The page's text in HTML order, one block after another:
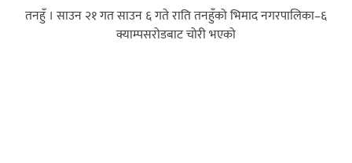
तनहुँ । साउन २१ गत साउन ६ गते राति तनहुँको भिमाद नगरपालिका–६
क्याम्पसरोडबाट चोरी भएको